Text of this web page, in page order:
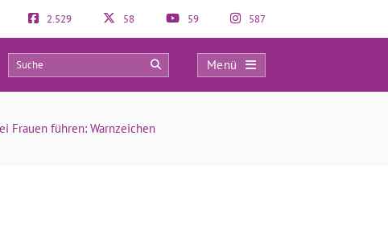
2.529 58 59 587
Menü
0
Frauen führen: Warnzeichen